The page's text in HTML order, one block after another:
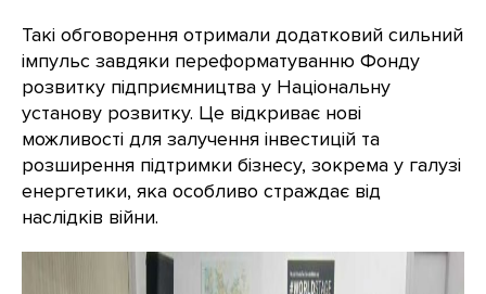
Такі обговорення отримали додатковий сильний
імпульс завдяки переформатуванню Фонду
розвитку підприємництва у Національну
установу розвитку. Це відкриває нові
можливості для залучення інвестицій та
розширення підтримки бізнесу, зокрема у галузі
енергетики, яка особливо страждає від
наслідків війни.